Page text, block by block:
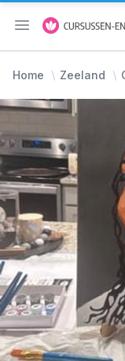
Menu openen
Home Zeeland